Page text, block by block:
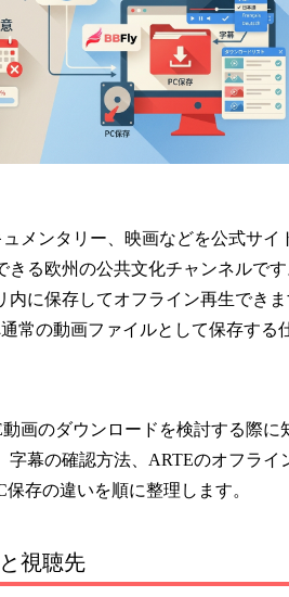
メンタリー、映画などを公式サイ
きる欧州の公共文化チャンネルで
内に保存してオフライン再生でき
常の動画ファイルとして保存する
画のダウンロードを検討する際に
字幕の確認方法、ARTEのオフライ
存の違いを順に整理します。
視聴先